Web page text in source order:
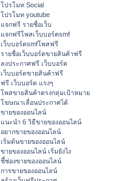
โปรโมท Social
โปรโมท youtube
แจกฟรี รายชื่อเว็บ
แจกฟรีโพสเว็บบอร์ดsmf
เว็บบอร์ดsmfโพสฟรี
รายชื่อเว็บบอร์ดขายสินค้าฟรี
ลงประกาศฟรี เว็บบอร์ด
เว็บบอร์ดขายสินค้าฟรี
ฟรี เว็บบอร์ด แรงๆ
โพสขายสินค้าตรงกลุ่มเป้าหมาย
โฆษณาเลื่อนประกาศได้
ขายของออนไลน์
แนะนำ 6 วิธีขายของออนไลน์
อยากขายของออนไลน์
เริ่มต้นขายของออนไลน์
ขายของออนไลน์ เริ่มยังไง
ชี้ช่องขายของออนไลน์
การขายของออนไลน์